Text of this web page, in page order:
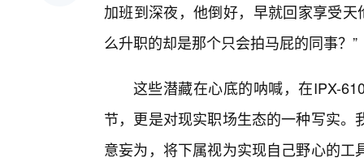
加班到深夜，他倒好，早就回家享受
么升职的却是那个只会拍马屁的同事？”
这些潜藏在心底的呐喊，在IPX-
节，更是对现实职场生态的一种写实
意妄为，将下属视为实现自己野心的